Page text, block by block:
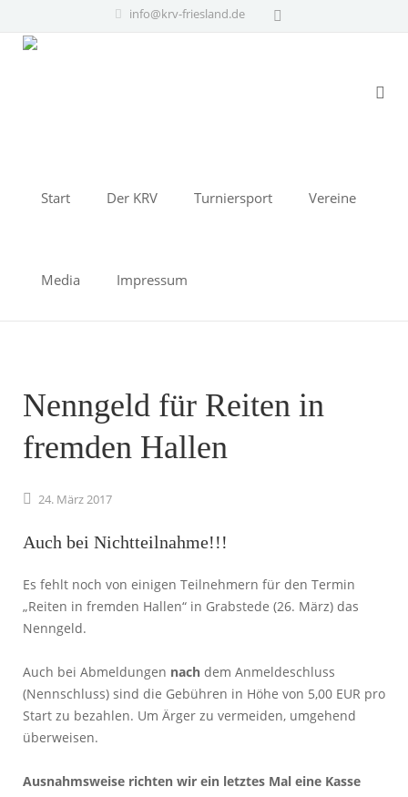
info@krv-friesland.de
Start Der KRV Turniersport Vereine
Media Impressum
Nenngeld für Reiten in
fremden Hallen
24. März2017
Auch bei Nichtteilnahme!!!
Es fehlt noch von einigen Teilnehmern für den Termin
„Reiten in fremden Hallen“ in Grabstede (26. März) das
Nenngeld.
Auch bei Abmeldungen nach dem Anmeldeschluss
(Nennschluss) sind die Gebühren in Höhe von 5,00 EUR pro
Start zu bezahlen. Um Ärger zu vermeiden, umgehend
überweisen.
Ausnahmsweise richten wir ein letztes Mal eine Kasse